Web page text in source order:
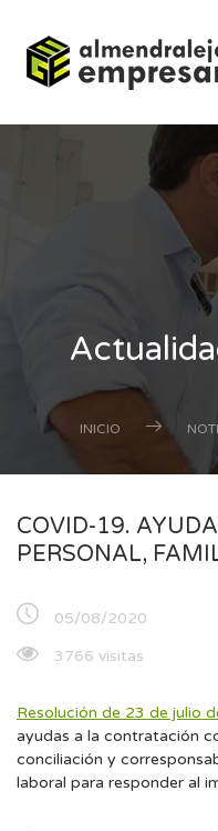
INICIO
COVID-19.
PERSONAL,
05/08/2020
3766 visitas
Resolución de 23 de julio
ayudas a la contratación
conciliación y
laboral para responder al